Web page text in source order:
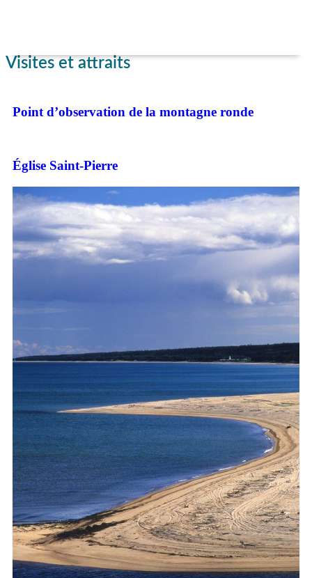
Visites et attraits
Point d’observation de la montagne ronde
Église Saint-Pierre